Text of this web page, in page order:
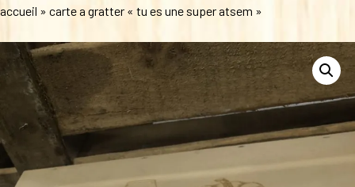
accueil » carte a gratter « tu es une super atsem »